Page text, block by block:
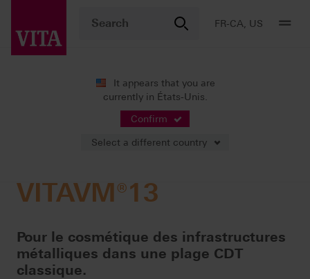
FR-CA, US
It appears that you are
currently in États-Unis.
Confirm
Select a different country
Stratification Céramo-métallique
VITAVM®13
Pour le cosmétique des infrastructures
métalliques dans une plage CDT
classique.